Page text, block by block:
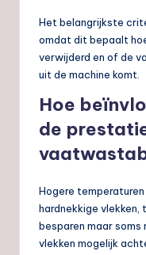
Het belangrijkste
omdat dit bepaalt
verwijderd en of de
uit de machine komt.
Hoe
de
Hogere
hardnekkige
besparen maar
vlekken mogelijk